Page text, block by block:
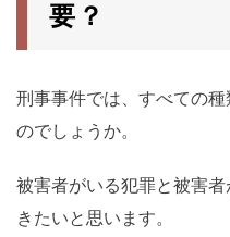
要？
刑事事件では、すべての
のでしょうか。
被害者がいる犯罪と被害
きたいと思います。